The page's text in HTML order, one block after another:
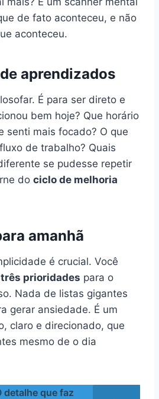
de fato aconteceu, e não
aconteceu.
aprendizados
É para ser direto e
bem hoje? Que horário
senti mais focado? O que
de trabalho? Quais
se pudesse repetir
do ciclo de melhoria
amanhã
é crucial. Você
três prioridades para o
Nada de listas gigantes
gerar ansiedade. É um
claro e direcionado, que
mesmo de o dia
detalhe que faz